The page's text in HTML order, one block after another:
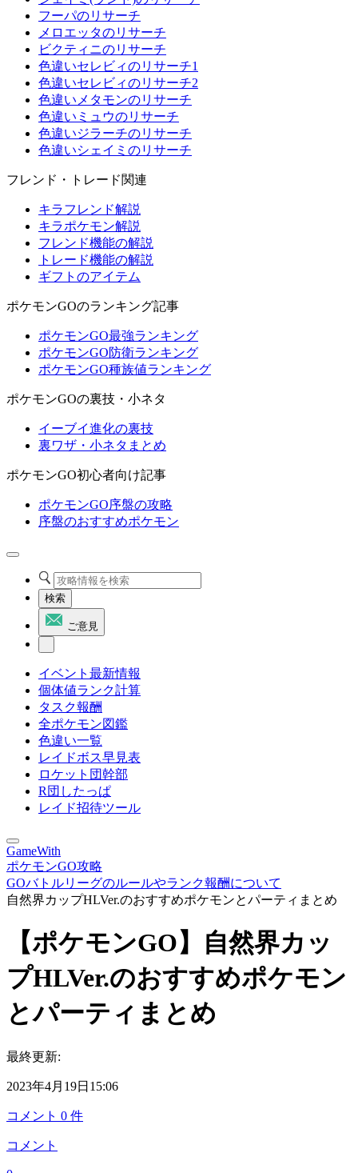
フーパのリサーチ
メロエッタのリサーチ
ビクティニのリサーチ
色違いセレビィのリサーチ1
色違いセレビィのリサーチ2
色違いメタモンのリサーチ
色違いミュウのリサーチ
色違いジラーチのリサーチ
色違いシェイミのリサーチ
フレンド・トレード関連
キラフレンド解説
キラポケモン解説
フレンド機能の解説
トレード機能の解説
ギフトのアイテム
ポケモンGOのランキング記事
ポケモンGO最強ランキング
ポケモンGO防衛ランキング
ポケモンGO種族値ランキング
ポケモンGOの裏技・小ネタ
イーブイ進化の裏技
裏ワザ・小ネタまとめ
ポケモンGO初心者向け記事
ポケモンGO序盤の攻略
序盤のおすすめポケモン
検索
ご意見
イベント最新情報
個体値ランク計算
タスク報酬
全ポケモン図鑑
色違い一覧
レイドボス早見表
ロケット団幹部
R団したっぱ
レイド招待ツール
GameWith
ポケモンGO攻略
GOバトルリーグのルールやランク報酬について
自然界カップHLVer.のおすすめポケモンとパーティまとめ
【ポケモンGO】自然界カッ
プHLVer.のおすすめポケモン
とパーティまとめ
最終更新:
2023年4月19日15:06
コメント 0 件
コメント